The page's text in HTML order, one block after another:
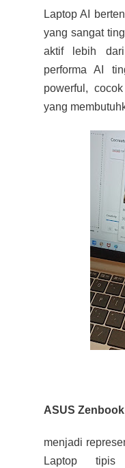
Laptop AI
yang sangat
aktif lebih
performa AI
powerful,
yang
ASUS
menjadi
Laptop